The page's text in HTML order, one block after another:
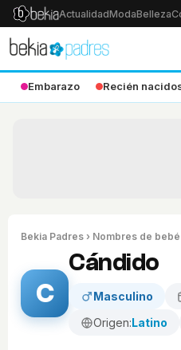
ActualidadModaBelleza
Embarazo Recién
Bekia Padres › Nombres de bebé
C
Cándido
Masculino
Origen:Latino